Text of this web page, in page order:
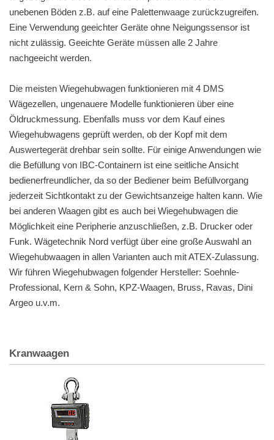
unebenen Böden z.B. auf eine Palettenwaage zurückzugreifen.
Eine Verwendung geeichter Geräte ohne Neigungssensor ist
nicht zulässig. Geeichte Geräte müssen alle 2 Jahre
nachgeeicht werden.
Die meisten Wiegehubwagen funktionieren mit 4 DMS
Wägezellen, ungenauere Modelle funktionieren über eine
Öldruckmessung. Ebenfalls muss vor dem Kauf eines
Wiegehubwagens geprüft werden, ob der Kopf mit dem
Auswertegerät drehbar sein sollte. Für einige Anwendungen wie
die Befüllung von IBC-Containern ist eine seitliche Ansicht
bedienerfreundlicher, da so der Bediener beim Befüllvorgang
jederzeit Sichtkontakt zu der Gewichtsanzeige halten kann. Wie
bei anderen Waagen gibt es auch bei Wiegehubwagen die
Möglichkeit eine Peripherie anzuschließen, z.B. Drucker oder
Funk. Wägetechnik Nord verfügt über eine große Auswahl an
Wiegehubwaagen in allen Varianten auch mit ATEX-Zulassung.
Wir führen Wiegehubwagen folgender Hersteller: Soehnle-
Professional, Kern & Sohn, KPZ-Waagen, Bruss, Ravas, Dini
Argeo u.v.m.
Kranwaagen